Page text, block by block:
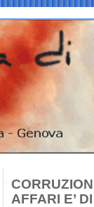
AFFARI E’